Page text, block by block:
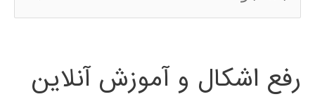
س
ج
رفع اشکال و آموزش آنلاین